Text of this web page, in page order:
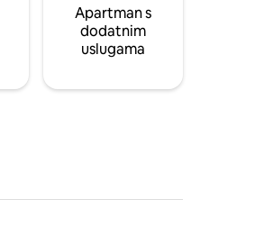
Apartman s
dodatnim
uslugama